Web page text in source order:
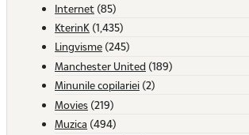
Internet (85)
KterinK (1,435)
Lingvisme (245)
Manchester United (189)
Minunile copilariei (2)
Movies (219)
Muzica (494)